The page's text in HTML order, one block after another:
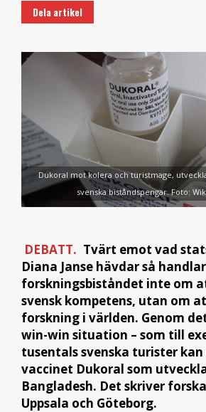
Dela artikel
Dukoral mot kolera och turistmage,
svenska biståndspengar. Foto:
DEBATT. Tvärt emot vad
Diana Janse hävdar så handlar
forskningsbiståndet inte om
svensk kompetens, utan om
forskning i världen. Genom
win-win situation – som till
tusentals svenska turister
vaccinet Dukoral som
Bangladesh. Det skriver
Uppsala och Göteborg.